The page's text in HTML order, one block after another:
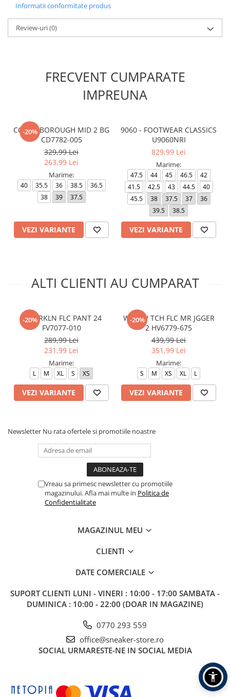
Informatii conformitate produs
Review-uri(0)
FRECVENT CUMPARATE
IMPREUNA
-20%
COURT BOROUGH MID 2 BG
CD7782-005
329,99 Lei
263,99 Lei
Marime:
40 35.5 36 38.5
36.5
38
39 37.5
VEZI VARIANTE
9060 - FOOTWEAR CLASSICS
U9060NRI
829,99 Lei
Marime:
47.5 44 45 46.5
42
41.5
42.5 43 44.5
40
45.5
38 37.5 37
36
39.5
38.5
VEZI VARIANTE
ALTI CLIENTI AU CUMPARAT
-20%
W J BRKLN FLC PANT 24
FV7077-010
289,99 Lei
231,99 Lei
Marime:
L M XL S XS
VEZI VARIANTE
-20%
W NSW TCH FLC MR JGGER
2 HV6779-675
439,99 Lei
351,99 Lei
Marime:
S M XS XL L
VEZI VARIANTE
Newsletter Nu rata ofertele si promotiile noastre
Vreau sa primesc newsletter cu promotiile
magazinului. Afla mai multe in Politica de
Confidentialitate
MAGAZINUL MEU
CLIENTI
DATE COMERCIALE
SUPORT CLIENTI LUNI - VINERI : 10:00 - 17:00 SAMBATA -
DUMINICA : 10:00 - 22:00 (DOAR IN MAGAZINE)
0770 293 559
office@sneaker-store.ro
SOCIAL URMARESTE-NE IN SOCIAL MEDIA